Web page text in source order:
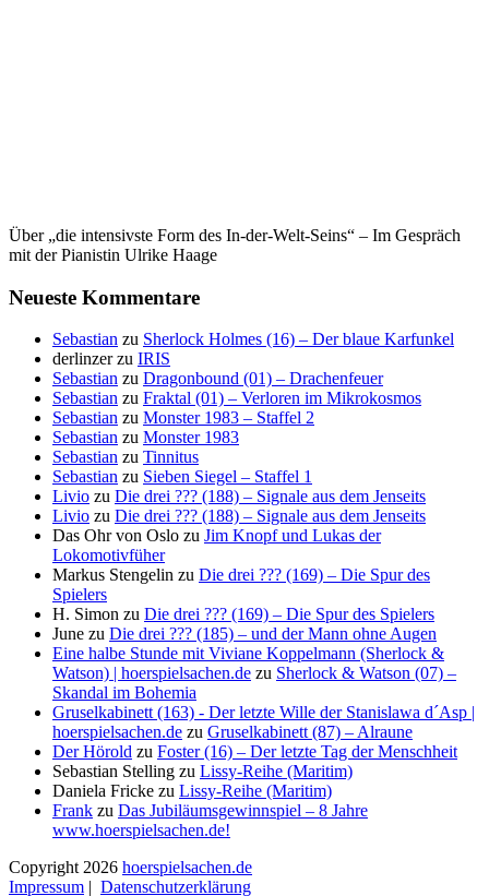
Über „die intensivste Form des In-der-Welt-Seins“ – Im Gespräch
mit der Pianistin Ulrike Haage
Neueste Kommentare
Sebastian zu Sherlock Holmes (16) – Der blaue Karfunkel
derlinzerzu IRIS
Sebastian zu Dragonbound (01) – Drachenfeuer
Sebastian zu Fraktal (01) – Verloren im Mikrokosmos
Sebastian zu Monster 1983 – Staffel 2
Sebastian zu Monster 1983
Sebastian zu Tinnitus
Sebastian zu Sieben Siegel – Staffel 1
Livio zu Die drei ??? (188) – Signale aus dem Jenseits
Livio zu Die drei ??? (188) – Signale aus dem Jenseits
Das Ohr von Oslo zu Jim Knopf und Lukas der
Lokomotivfüher
Markus Stengelin zu Die drei ??? (169) – Die Spur des
Spielers
H. Simon zu Die drei ??? (169) – Die Spur des Spielers
June zu Die drei ??? (185) – und der Mann ohne Augen
Eine halbe Stunde mit Viviane Koppelmann (Sherlock &
Watson) | hoerspielsachen.de zu Sherlock & Watson (07) –
Skandal im Bohemia
Gruselkabinett (163) - Der letzte Wille der Stanislawa d´Asp |
hoerspielsachen.de zu Gruselkabinett (87) – Alraune
Der Hörold zu Foster (16) – Der letzte Tag der Menschheit
Sebastian Stelling zu Lissy-Reihe (Maritim)
Daniela Fricke zu Lissy-Reihe (Maritim)
Frank zu Das Jubiläumsgewinnspiel – 8 Jahre
www.hoerspielsachen.de!
Copyright 2026 hoerspielsachen.de
Impressum | Datenschutzerklärung